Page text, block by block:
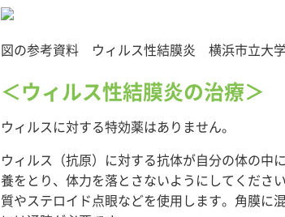
図の参考資料 ウィルス性結膜炎 横浜市立大
＜ウィルス性結膜炎の治療＞
ウィルスに対する特効薬はありません。
ウィルス（抗原）に対する抗体が自分の体の中
養をとり、体力を落とさないようにしてくださ
質やステロイド点眼などを使用します。角膜に